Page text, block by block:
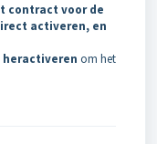
contract voor de
activeren, en
heractiveren om het